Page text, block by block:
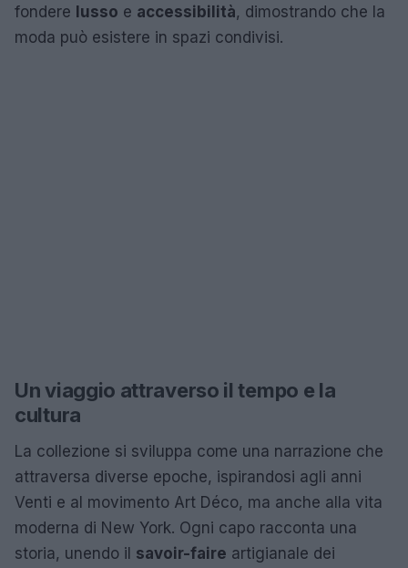
fondere lusso e accessibilità, dimostrando che la
moda può esistere in spazi condivisi.
Un viaggio attraverso il tempo e la
cultura
La collezione si sviluppa come una narrazione che
attraversa diverse epoche, ispirandosi agli anni
Venti e al movimento Art Déco, ma anche alla vita
moderna di New York. Ogni capo racconta una
storia, unendo il savoir-faire artigianale dei